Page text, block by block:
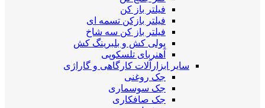
فیلتر باز کن
فیلتر بازکن تسمه ای
فیلتر باز کن سه شاخ
پولی کش و بلبرینگ کش
آهنربای تلسکوپی
سایر ابزارآلات کارگاهی و گاراژی
جک روغنی
جک سوسماری
جک صافکاری